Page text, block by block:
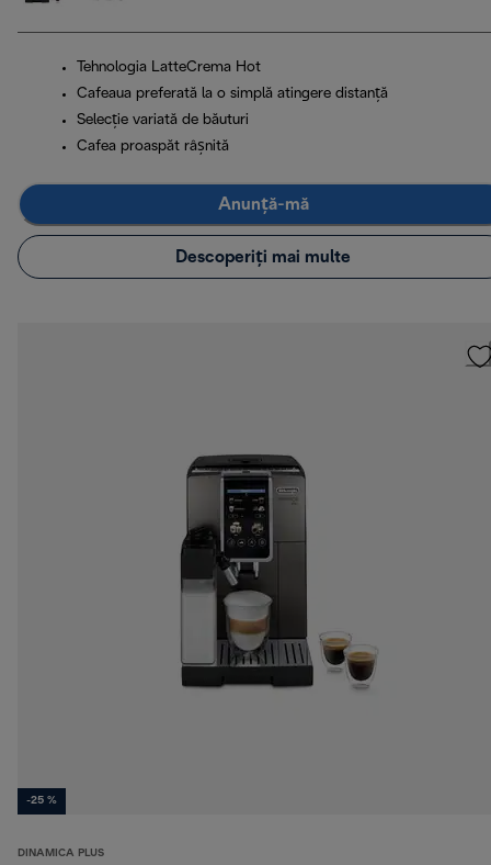
Tehnologia LatteCrema Hot
Cafeaua preferată la o simplă atingere distanță
Selecție variată de băuturi
Cafea proaspăt râșnită
Anunță-mă
Descoperiți mai multe
-25 %
DINAMICA PLUS